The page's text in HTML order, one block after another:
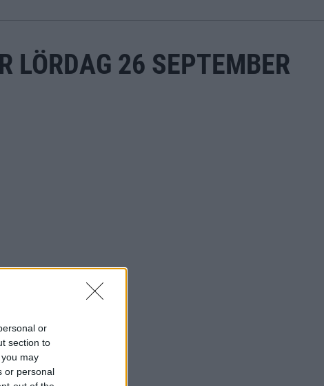
or
section to
may
or personal
LÖRDAG 26 SEPTEMBER